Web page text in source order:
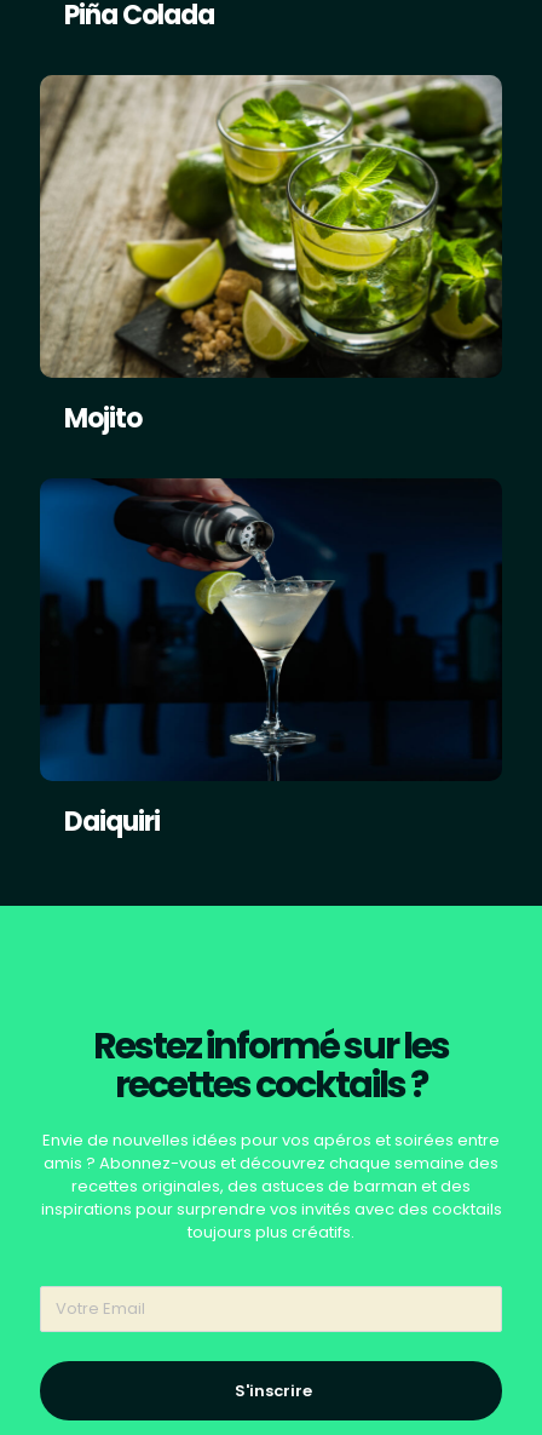
Piña Colada
Mojito
Daiquiri
Restez informé sur les
recettes cocktails ?
Envie de nouvelles idées pour vos apéros et soirées entre
amis ? Abonnez-vous et découvrez chaque semaine des
recettes originales, des astuces de barman et des
inspirations pour surprendre vos invités avec des cocktails
toujours plus créatifs.
S'inscrire